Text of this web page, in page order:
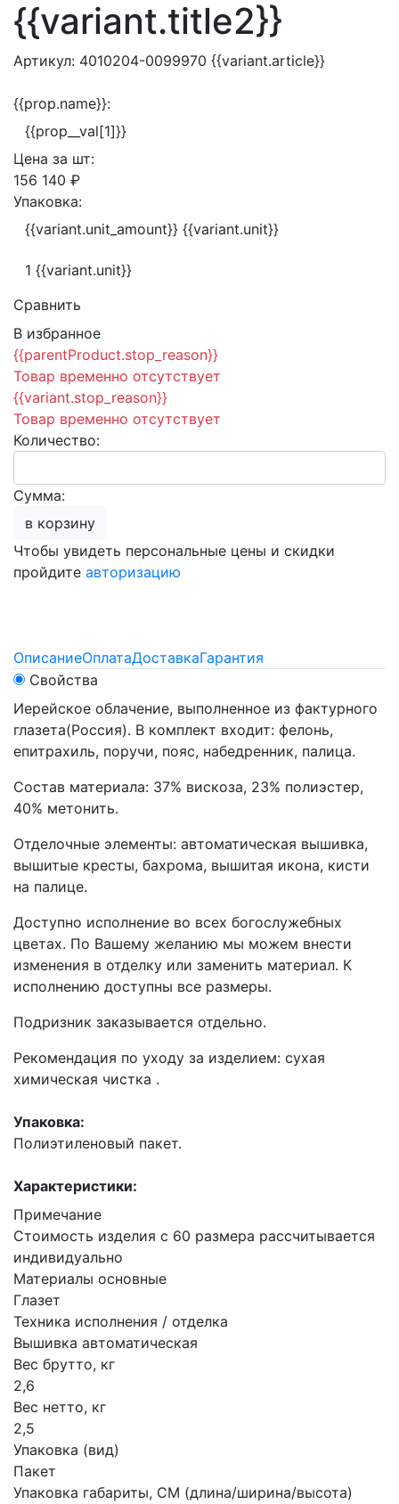
{{variant.title2}}
Артикул: 4010204-0099970 {{variant.article}}
{{prop.name}}:
{{prop__val[1]}}
Цена за шт:
156 140 ₽
Упаковка:
{{variant.unit_amount}} {{variant.unit}}
1 {{variant.unit}}
Сравнить
В избранное
{{parentProduct.stop_reason}}
Товар временно отсутствует
{{variant.stop_reason}}
Товар временно отсутствует
Количество:
Сумма:
в корзину
Чтобы увидеть персональные цены и скидки
пройдите авторизацию
ОписаниеОплатаДоставкаГарантия
Свойства
Иерейское облачение, выполненное из фактурного
глазета(Россия). В комплект входит: фелонь,
епитрахиль, поручи, пояс, набедренник, палица.
Состав материала: 37% вискоза, 23% полиэстер,
40% метонить.
Отделочные элементы: автоматическая вышивка,
вышитые кресты, бахрома, вышитая икона, кисти
на палице.
Доступно исполнение во всех богослужебных
цветах. По Вашему желанию мы можем внести
изменения в отделку или заменить материал. К
исполнению доступны все размеры.
Подризник заказывается отдельно.
Рекомендация по уходу за изделием: сухая
химическая чистка .
Упаковка:
Полиэтиленовый пакет.
Характеристики:
Примечание
Стоимость изделия с 60 размера рассчитывается
индивидуально
Материалы основные
Глазет
Техника исполнения / отделка
Вышивка автоматическая
Вес брутто, кг
2,6
Вес нетто, кг
2,5
Упаковка (вид)
Пакет
Упаковка габариты, СМ (длина/ширина/высота)